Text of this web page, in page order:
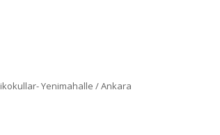
Yenimahalle / Ankara